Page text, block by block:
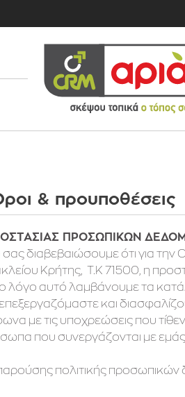
& προυποθέσεις
ΠΡΟΣΩΠΙΚΩΝ
διαβεβαιώσουμε ότι για την
Κρήτης, Τ.Κ 71500, η
λόγο αυτό λαμβάνουμε τα
και
με τις υποχρεώσεις που
που συνεργάζονται με
πολιτικής